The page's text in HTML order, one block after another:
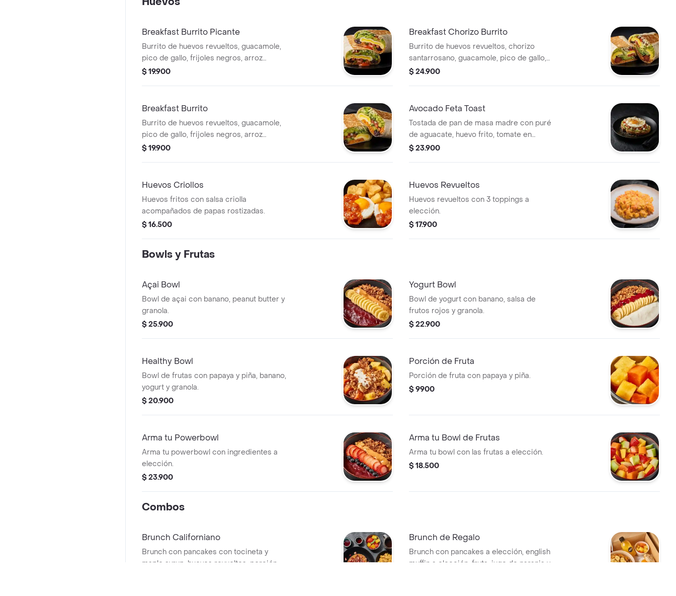
Breakfast Burrito Picante
Burrito de huevos revueltos, guacamole,
pico de gallo, frijoles negros, arroz
achiote, lechuga, queso y salsa habanero.
$ 19.900
Breakfast Chorizo Burrito
Burrito de huevos revueltos, chorizo
santarrosano, guacamole, pico de gallo,
frijoles negros, arroz achiotado, lechuga,
$ 24.900
Breakfast Burrito
Burrito de huevos revueltos, guacamole,
pico de gallo, frijoles negros, arroz
achiotado, lechuga, queso y salsa verde.
$ 19.900
Avocado Feta Toast
Tostada de pan de masa madre con puré
de aguacate, huevo frito, tomate en
cubos, quinoa crocante y queso feta.
$ 23.900
Huevos Criollos
Huevos fritos con salsa criolla
acompañados de papas rostizadas.
$ 16.500
Huevos Revueltos
Huevos revueltos con 3 toppings a
elección.
$ 17.900
Bowls y Frutas
Açai Bowl
Bowl de açai con banano, peanut butter y
granola.
$ 25.900
Yogurt Bowl
Bowl de yogurt con banano, salsa de
frutos rojos y granola.
$ 22.900
Healthy Bowl
Bowl de frutas con papaya y piña, banano,
yogurt y granola.
$ 20.900
Porción de Fruta
Porción de fruta con papaya y piña.
$ 9900
Arma tu Powerbowl
Arma tu powerbowl con ingredientes a
elección.
$ 23.900
Arma tu Bowl de Frutas
Arma tu bowl con las frutas a elección.
$ 18.500
Combos
Brunch Californiano
Brunch con pancakes con tocineta y
maple syrup, huevos revueltos, porción
Brunch de Regalo
Brunch con pancakes a elección, english
muffin a elección, fruta, jugo de naranja y